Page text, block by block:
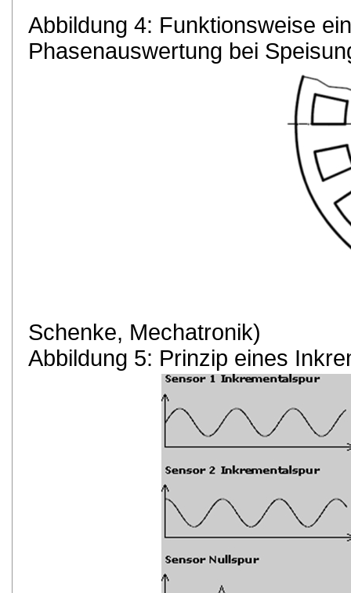
Abbildung 4: Funktionsweise
Phasenauswertung bei
Schenke, Mechatronik)
Abbildung 5: Prinzip eines